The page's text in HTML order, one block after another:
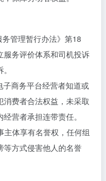
管理暂行办法》第18
服务评价体系和司机投诉
商务平台经营者知道或
费者合法权益，未采取
营者承担连带责任。
体享有名誉权，任何组
等方式侵害他人的名誉